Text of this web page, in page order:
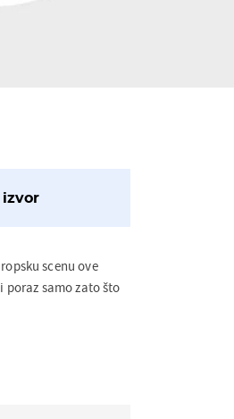
scenu ove
samo zato što